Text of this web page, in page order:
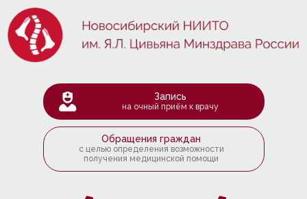
Запись
на очный приём к врачу
Обращения граждан
с целью определения возможности
получения медицинской помощи